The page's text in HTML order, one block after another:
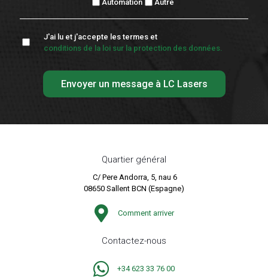
Automation
Autre
J'ai lu et j'accepte les termes et
conditions de la loi sur la protection des données.
Quartier général
C/ Pere Andorra, 5, nau 6
08650 Sallent BCN (Espagne)
Comment arriver
Contactez-nous
+34 623 33 76 00